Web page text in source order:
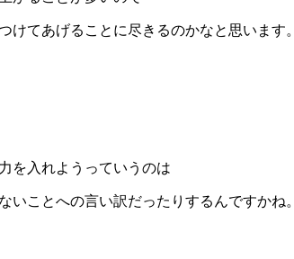
けてあげることに尽きるのかなと思います。
を入れようっていうのは
いことへの言い訳だったりするんですかね。